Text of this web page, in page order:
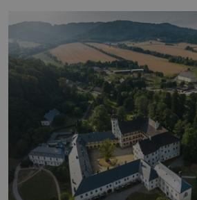
Je to opravdu tak, s věkem jako
rozhodla stávkovat. Cvičte